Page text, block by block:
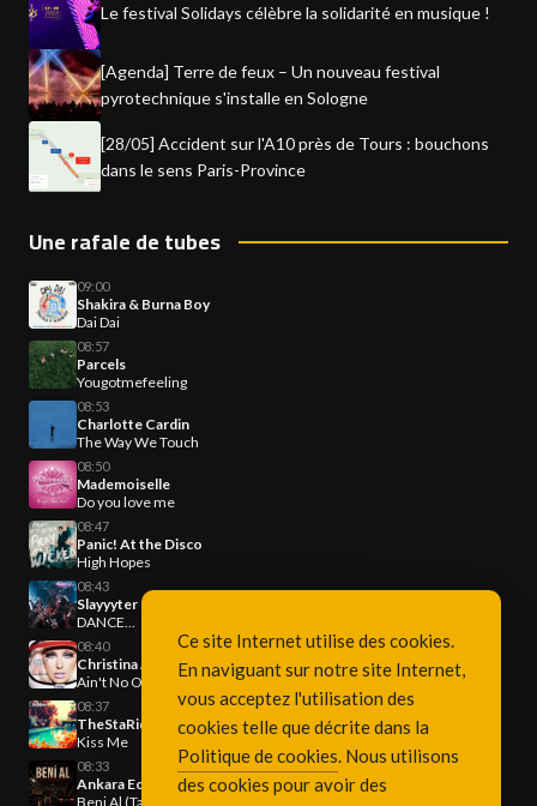
Le festival Solidays célèbre la solidarité en musique !
[Agenda] Terre de feux – Un nouveau festival
pyrotechnique s'installe en Sologne
[28/05] Accident sur l'A10 près de Tours : bouchons
dans le sens Paris-Province
Une rafale de tubes
09:00
Shakira & Burna Boy
Dai Dai
08:57
Parcels
Yougotmefeeling
08:53
Charlotte Cardin
The Way We Touch
08:50
Mademoiselle
Do you love me
08:47
Panic! At the Disco
High Hopes
08:43
Slayyyter
DANCE...
08:40
Christina Aguilera
Ain't No Other Man
08:37
TheStaRiders
Kiss Me
08:33
Ankara Echoes, Kürşad Kahraman
Beni Al (Ta Ki Seni Görene Kadar) (Afro House Remix)
Ce site Internet utilise des cookies.
En naviguant sur notre site Internet,
vous acceptez l'utilisation des
cookies telle que décrite dans la
Politique de cookies. Nous utilisons
des cookies pour avoir des